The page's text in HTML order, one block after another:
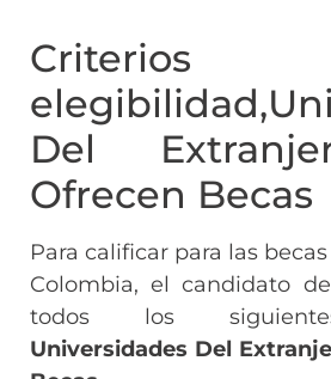
Del
Ofrecen Becas
Para calificar para las
Colombia, el candidato
todos los
Universidades Del